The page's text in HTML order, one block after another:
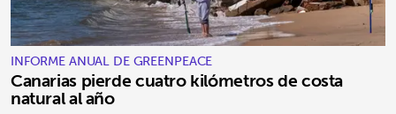
INFORME ANUAL DE GREENPEACE
Canarias pierde cuatro kilómetros de costa
natural al año